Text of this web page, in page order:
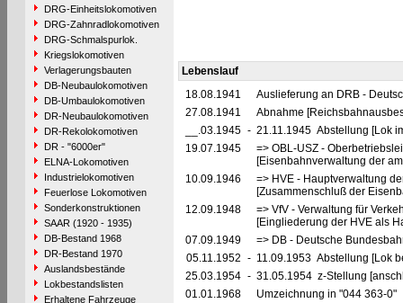
DRG-Einheitslokomotiven
DRG-Zahnradlokomotiven
DRG-Schmalspurlok.
Kriegslokomotiven
Verlagerungsbauten
DB-Neubaulokomotiven
DB-Umbaulokomotiven
DR-Neubaulokomotiven
DR-Rekolokomotiven
DR - "6000er"
ELNA-Lokomotiven
Industrielokomotiven
Feuerlose Lokomotiven
Sonderkonstruktionen
SAAR (1920 - 1935)
DB-Bestand 1968
DR-Bestand 1970
Auslandsbestände
Lokbestandslisten
Erhaltene Fahrzeuge
Lebenslauf
18.08.1941
Auslieferung an DRB -
27.08.1941
Abnahme
__.03.1945 - 21.11.1945 Abstellung [Lok
19.07.1945
=> OBL-USZ -
[Eisenbahnverwaltung der
10.09.1946
=> HVE - Hauptverwaltung
[Zusammenschluß der
12.09.1948
=> VfV - Verwaltung für
[Eingliederung der HVE als
07.09.1949
=> DB - Deutsche
05.11.1952 - 11.09.1953 Abstellung [Lok
25.03.1954 - 31.05.1954 z-Stellung
01.01.1968
Umzeichnung in "044 363-0"